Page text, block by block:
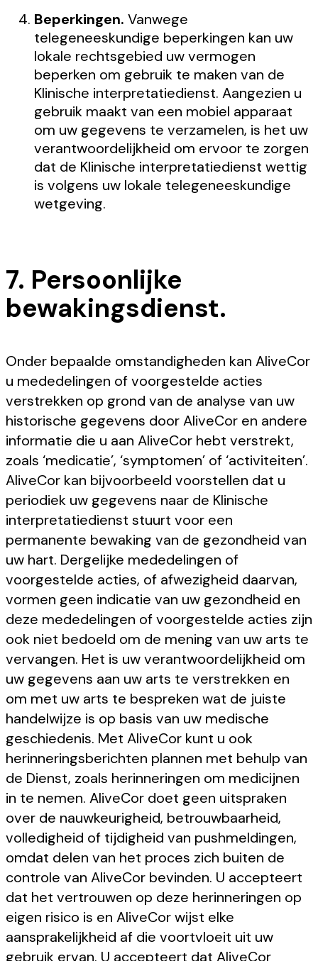
Beperkingen. Vanwege
telegeneeskundige beperkingen kan uw
lokale rechtsgebied uw vermogen
beperken om gebruik te maken van de
Klinische interpretatiedienst. Aangezien u
gebruik maakt van een mobiel apparaat
om uw gegevens te verzamelen, is het uw
verantwoordelijkheid om ervoor te zorgen
dat de Klinische interpretatiedienst wettig
is volgens uw lokale telegeneeskundige
wetgeving.
7. Persoonlijke
bewakingsdienst.
Onder bepaalde omstandigheden kan AliveCor
u mededelingen of voorgestelde acties
verstrekken op grond van de analyse van uw
historische gegevens door AliveCor en andere
informatie die u aan AliveCor hebt verstrekt,
zoals ‘medicatie’, ‘symptomen’ of ‘activiteiten’.
AliveCor kan bijvoorbeeld voorstellen dat u
periodiek uw gegevens naar de Klinische
interpretatiedienst stuurt voor een
permanente bewaking van de gezondheid van
uw hart. Dergelijke mededelingen of
voorgestelde acties, of afwezigheid daarvan,
vormen geen indicatie van uw gezondheid en
deze mededelingen of voorgestelde acties zijn
ook niet bedoeld om de mening van uw arts te
vervangen. Het is uw verantwoordelijkheid om
uw gegevens aan uw arts te verstrekken en
om met uw arts te bespreken wat de juiste
handelwijze is op basis van uw medische
geschiedenis. Met AliveCor kunt u ook
herinneringsberichten plannen met behulp van
de Dienst, zoals herinneringen om medicijnen
in te nemen. AliveCor doet geen uitspraken
over de nauwkeurigheid, betrouwbaarheid,
volledigheid of tijdigheid van pushmeldingen,
omdat delen van het proces zich buiten de
controle van AliveCor bevinden. U accepteert
dat het vertrouwen op deze herinneringen op
eigen risico is en AliveCor wijst elke
aansprakelijkheid af die voortvloeit uit uw
gebruik ervan. U accepteert dat AliveCor